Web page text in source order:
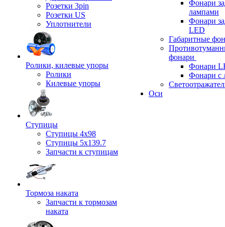
Розетки 3pin
Розетки US
Уплотнители
Ролики, килевые упоры
Ролики
Килевые упоры
Ступицы
Ступицы 4x98
Ступицы 5x139.7
Запчасти к ступицам
Тормоза наката
Запчасти к тормозам
наката
Фонари
лампами
Фонари
LED
Габаритные
фонари
Фонари
Фонари с
Оси